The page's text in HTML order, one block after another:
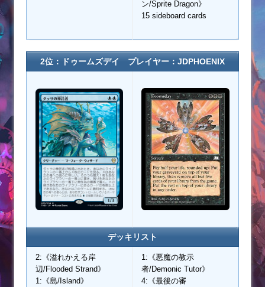
ン/Sprite Dragon》
15 sideboard cards
2位：ドゥームズデイ プレイヤー：JDPHOENIX
デッキリスト
2:《溢れかえる岸
辺/Flooded Strand》
1:《島/Island》
1:《悪魔の教示
者/Demonic Tutor》
4:《最後の審